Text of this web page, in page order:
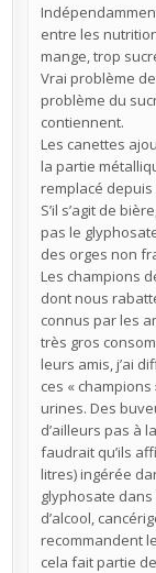
entre les
mange, trop
Vrai problème
problème du
contiennent.
Les canettes
la partie
remplacé depuis
S’il s’agit de
pas le
des orges non
Les champions
dont nous
connus par les
très gros
leurs amis, j’ai
ces «
urines. Des
d’ailleurs pas à
faudrait qu’ils
litres) ingérée
glyphosate
d’alcool,
recommandent
cela fait partie